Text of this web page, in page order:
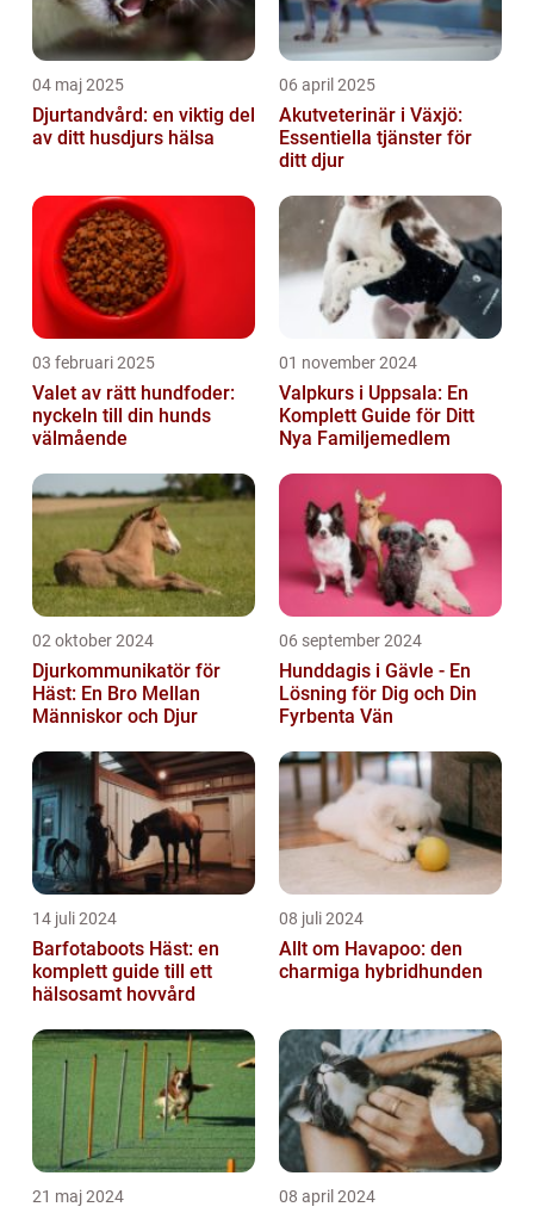
04 maj 2025
Djurtandvård: en viktig del
av ditt husdjurs hälsa
06 april 2025
Akutveterinär i Växjö:
Essentiella tjänster för
ditt djur
03 februari 2025
Valet av rätt hundfoder:
nyckeln till din hunds
välmående
01 november 2024
Valpkurs i Uppsala: En
Komplett Guide för Ditt
Nya Familjemedlem
02 oktober 2024
Djurkommunikatör för
Häst: En Bro Mellan
Människor och Djur
06 september 2024
Hunddagis i Gävle - En
Lösning för Dig och Din
Fyrbenta Vän
14 juli 2024
Barfotaboots Häst: en
komplett guide till ett
hälsosamt hovvård
08 juli 2024
Allt om Havapoo: den
charmiga hybridhunden
21 maj 2024 08 april 2024